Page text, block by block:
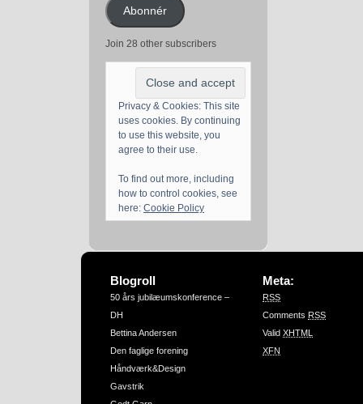
adresseAbonnér
Join 28 other subscribers
Privacy & Cookies: This site
uses cookies. By continuing
to use this website, you
agree to their use.
To find out more, including
how to control cookies, see
here: Cookie Policy
Blogroll
50 års jubilæumskonference –
DH
Bettina Andersen
Den faglige forening
Håndværk&Design
Gavstrik
Meta:
RSS
Comments RSS
Valid XHTML
XFN